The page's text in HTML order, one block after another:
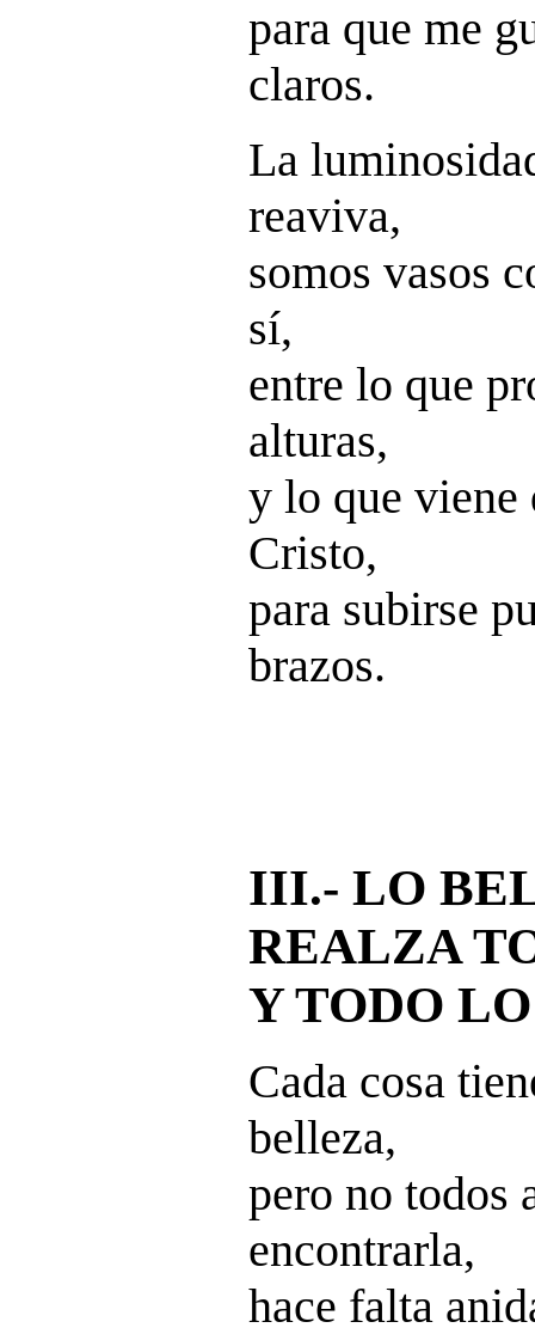
para que me
claros.
La
reaviva,
somos vasos
sí,
entre lo que
alturas,
y lo que viene
Cristo,
para subirse
brazos.
III.- LO
REALZA
Y TODO
Cada cosa
belleza,
pero no todos
encontrarla,
hace falta